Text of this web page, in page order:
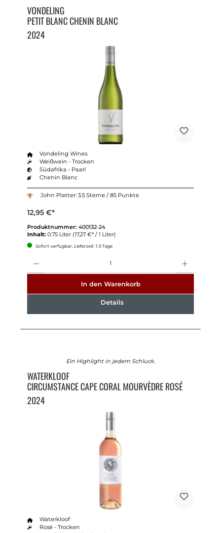
VONDELING
PETIT BLANC CHENIN BLANC
2024
Vondeling Wines
Weißwein - Trocken
Südafrika - Paarl
Chenin Blanc
John Platter: 3.5 Sterne / 85 Punkte
12,95 €*
Produktnummer: 400132-24
Inhalt: 0.75 Liter (17,27 €* / 1 Liter)
Sofort verfügbar, Lieferzeit: 1-3 Tage
In den Warenkorb
Details
Ein Highlight in jedem Schluck.
WATERKLOOF
CIRCUMSTANCE CAPE CORAL MOURVÈDRE ROSÉ
2024
Waterkloof
Rosé - Trocken